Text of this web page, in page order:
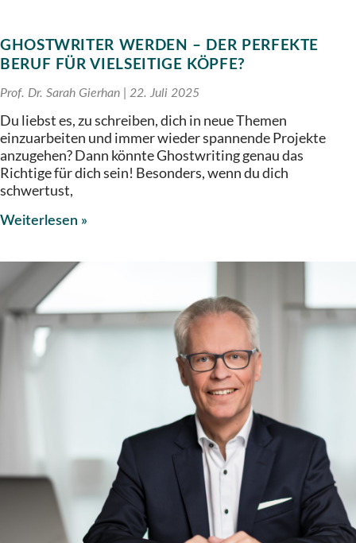
GHOSTWRITER WERDEN – DER PERFEKTE
BERUF FÜR VIELSEITIGE KÖPFE?
Prof. Dr. Sarah Gierhan 22. Juli 2025
Du liebst es, zu schreiben, dich in neue Themen
einzuarbeiten und immer wieder spannende Projekte
anzugehen? Dann könnte Ghostwriting genau das
Richtige für dich sein! Besonders, wenn du dich
schwertust,
Weiterlesen »